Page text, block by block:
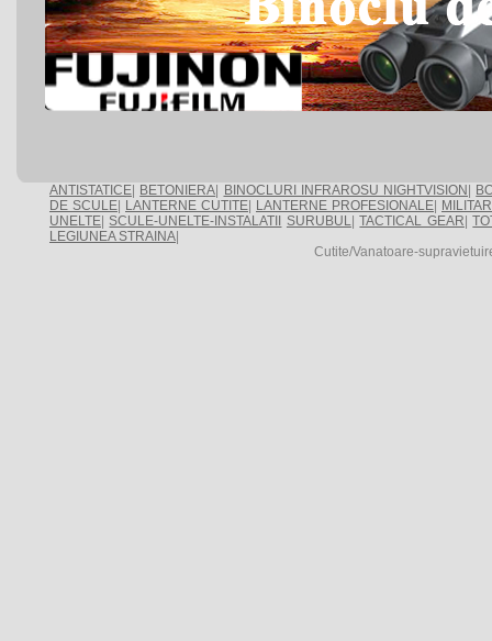
ANTISTATICE BETONIERA BINOCLURI INFRAROSU NIGHTVISION
DE SCULE
LANTERNE CUTITE LANTERNE PROFESIONALE
UNELTE SCULE-UNELTE-INSTALATII SURUBUL|TACTICAL GEAR |
LEGIUNEA STRAINA
Cutite/Vanatoare-